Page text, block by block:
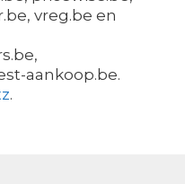
vreg.be en
aankoop.be.
.